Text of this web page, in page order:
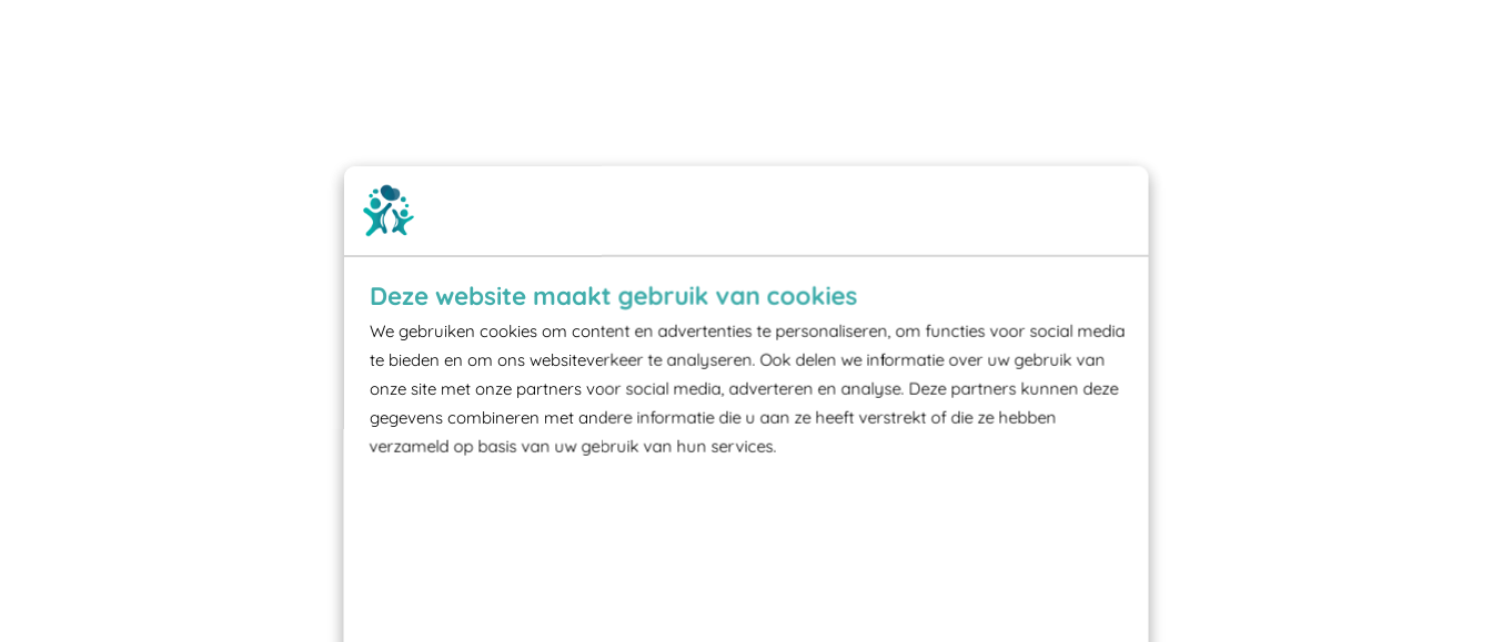
Deze website maakt gebruik van cookies
We gebruiken cookies om content en advertenties te personaliseren, om functies voor social media
te bieden en om ons websiteverkeer te analyseren. Ook delen we informatie over uw gebruik van
onze site met onze partners voor social media, adverteren en analyse. Deze partners kunnen deze
gegevens combineren met andere informatie die u aan ze heeft verstrekt of die ze hebben
verzameld op basis van uw gebruik van hun services.